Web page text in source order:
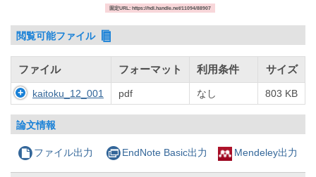
固定URL: https://hdl.handle.net/11094/88907
閲覧可能ファイル
ファイル フォーマット 利用条件 サイズ
kaitoku_12_001 pdf なし 803 KB
論文情報
ファイル出力 EndNote Basic出力 Mendeley出力